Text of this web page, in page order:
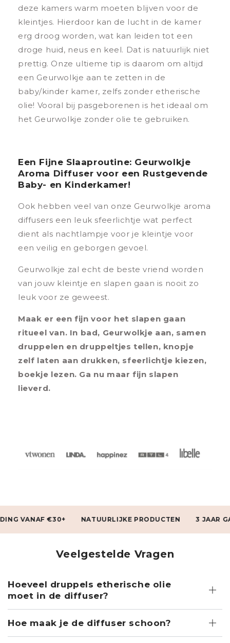
deze kamers warm moeten blijven voor de
kleintjes. Hierdoor kan de lucht in de kamer
erg droog worden, wat kan leiden tot een
droge huid, neus en keel. Dat is natuurlijk niet
prettig. Onze ultieme tip is daarom om altijd
een Geurwolkje aan te zetten in de
baby/kinder kamer, zelfs zonder etherische
olie! Vooral bij pasgeborenen is het ideaal om
het Geurwolkje zonder olie te gebruiken.
Een Fijne Slaaproutine: Geurwolkje
Aroma Diffuser voor een Rustgevende
Baby- en Kinderkamer!
Ook hebben veel van onze Geurwolkje aroma
diffusers een leuk sfeerlichtje wat perfect
dient als nachtlampje voor je kleintje voor
een veilig en geborgen gevoel.
Geurwolkje zal echt de beste vriend worden
van jouw kleintje en slapen gaan is nooit zo
leuk voor ze geweest.
Maak er een fijn voor het slapen gaan
ritueel van. In bad, Geurwolkje aan, samen
druppelen en druppeltjes tellen, knopje
zelf laten aan drukken, sfeerlichtje kiezen,
boekje lezen. Ga nu maar fijn slapen
lieverd.
€30+ NATUURLIJKE PRODUCTEN 3 JAAR
Veelgestelde Vragen
Hoeveel druppels etherische olie
moet in de diffuser?
Hoe maak je de diffuser schoon?